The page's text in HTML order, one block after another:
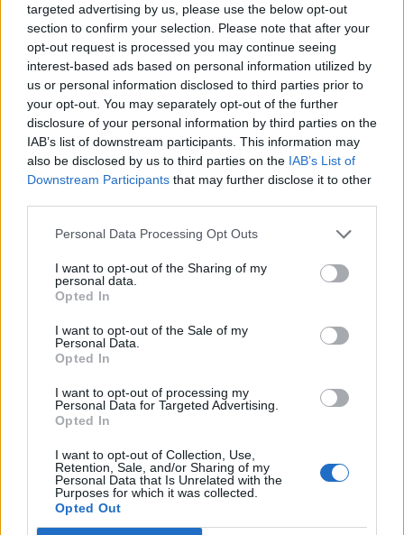
targeted advertising by us, please use the below opt-out
section to confirm your selection. Please note that after your
opt-out request is processed you may continue seeing
interest-based ads based on personal information utilized by
us or personal information disclosed to third parties prior to
your opt-out. You may separately opt-out of the further
disclosure of your personal information by third parties on the
IAB’s list of downstream participants. This information may
also be disclosed by us to third parties on the IAB’s List of
Downstream Participants that may further disclose it to other
Personal Data Processing Opt Outs
I want to opt-out of the Sharing of my
personal data.
Opted In
I want to opt-out of the Sale of my
Personal Data.
Opted In
I want to opt-out of processing my
Personal Data for Targeted Advertising.
Opted In
I want to opt-out of Collection, Use,
Retention, Sale, and/or Sharing of my
Personal Data that Is Unrelated with the
Purposes for which it was collected.
Opted Out
È morto il soldato italiano
fucilato tre volte dagli
americani
10/12/2016
VERSO IL 4 DICEMBRE
Referendum, Napolitano: "Voto
Sì ma sfida aberrante per
giudicare Renzi"
27/11/2016
depone una corona in via Fani
16/03/2014
Roma per "star vicino ai
parlamentari M5S"
31/01/2014